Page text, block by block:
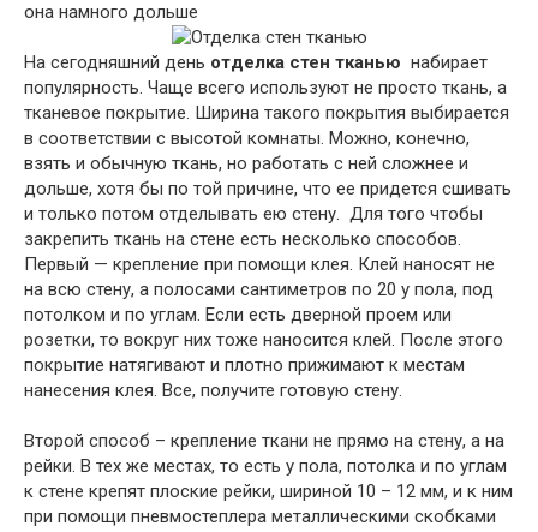
она намного дольше
На сегодняшний день отделка стен тканью набирает
популярность. Чаще всего используют не просто ткань, а
тканевое покрытие. Ширина такого покрытия выбирается
в соответствии с высотой комнаты. Можно, конечно,
взять и обычную ткань, но работать с ней сложнее и
дольше, хотя бы по той причине, что ее придется сшивать
и только потом отделывать ею стену. Для того чтобы
закрепить ткань на стене есть несколько способов.
Первый — крепление при помощи клея. Клей наносят не
на всю стену, а полосами сантиметров по 20 у пола, под
потолком и по углам. Если есть дверной проем или
розетки, то вокруг них тоже наносится клей. После этого
покрытие натягивают и плотно прижимают к местам
нанесения клея. Все, получите готовую стену.
Второй способ – крепление ткани не прямо на стену, а на
рейки. В тех же местах, то есть у пола, потолка и по углам
к стене крепят плоские рейки, шириной 10 – 12 мм, и к ним
при помощи пневмостеплера металлическими скобками